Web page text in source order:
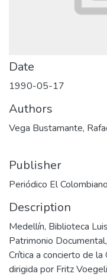
Date
1990-05-17
Authors
Vega Bustamante,
Publisher
Periódico El Colombiano
Description
Medellín, Biblioteca
Patrimonio
Crítica a concierto de
dirigida por Fritz